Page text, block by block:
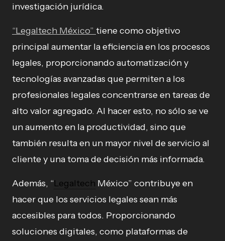
investigación jurídica.
“Legaltech México” tiene como objetivo
principal aumentar la eficiencia en los procesos
legales, proporcionando automatización y
tecnologías avanzadas que permiten a los
profesionales legales concentrarse en tareas de
alto valor agregado. Al hacer esto, no sólo se ve
un aumento en la productividad, sino que
también resulta en un mayor nivel de servicio al
cliente y una toma de decisión más informada.
Además, “Legaltech México” contribuye en
hacer que los servicios legales sean más
accesibles para todos. Proporcionando
soluciones digitales, como plataformas de